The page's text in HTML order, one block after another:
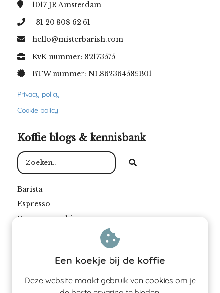
1017 JRAmsterdam
+31 20 808 62 61
hello@misterbarish.com
KvK nummer: 82173575
BTW nummer: NL862364589B01
Privacy policy
Cookie policy
Koffie blogs & kennisbank
Barista
Espresso
Espressomachine
Koffiebonen
Een koekje bij de koffie
Deze website maakt gebruik van cookies om je